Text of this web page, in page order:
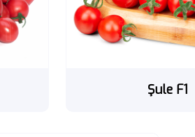
Şule F1